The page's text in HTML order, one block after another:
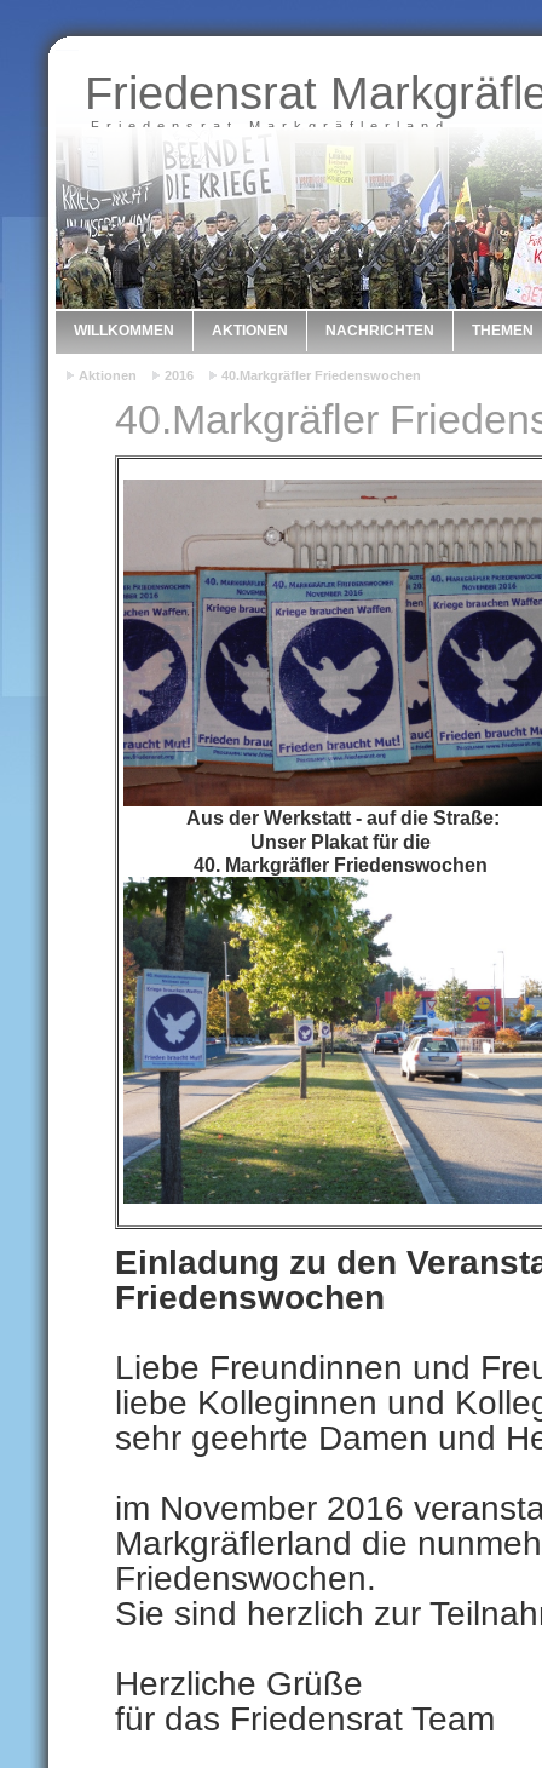
Friedensrat
Friedensrat Markgräflerland
WILLKOMMEN AKTIONEN NACHRICHTEN THEMEN
Aktionen 2016 40.Markgräfler Friedenswochen
40.Markgräfler
Aus der Werkstatt - auf die Straße:
Unser Plakat für die
40. Markgräfler Friedenswochen
Einladung zu den
Friedenswochen
Liebe Freundinnen und
liebe Kolleginnen und
sehr geehrte Damen und
im November 2016
Markgräflerland die
Friedenswochen.
Sie sind herzlich zur
Herzliche Grüße
für das Friedensrat Team